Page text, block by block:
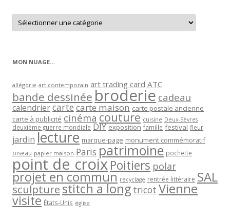
Retrouver
les
articles
MON NUAGE…
allégorie art contemporain art trading card ATC
bande dessinée broderie cadeau
calendriercartecarte maison carte postale ancienne
carte à publicité cinéma couture cuisine Deux-Sèvres
deuxième guerre mondiale DIY exposition famille festival fleur
jardin lecture marque-page monument commémoratif
oiseau papier maison Paris patrimoine pochette
point de croixPoitiers polar
projet en commun recyclage rentrée littéraire SAL
sculpturestitch a long tricot Vienne
visite États-Unis église